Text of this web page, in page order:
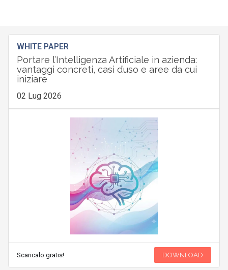
WHITE PAPER
Portare l’Intelligenza Artificiale in azienda:
vantaggi concreti, casi d’uso e aree da cui
iniziare
02 Lug 2026
Scaricalo gratis! DOWNLOAD